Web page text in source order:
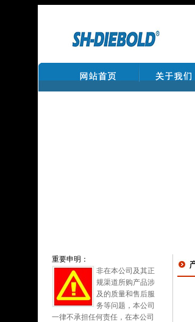
重要申明：
非在本公司及其正
规渠道所购产品涉
及的质量和售后服
务等问题，本公司
一律不承担任何责任，在本公司